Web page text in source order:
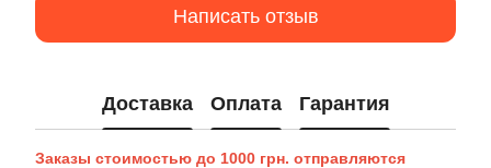
Написать отзыв
Доставка Оплата Гарантия
Заказы стоимостью до 1000 грн. отправляются